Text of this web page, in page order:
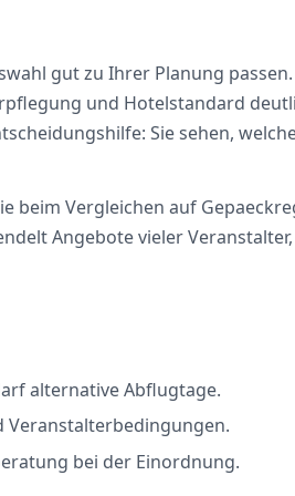
gut zu Ihrer Planung
und Hotelstandard
Sie sehen,
beim Vergleichen auf
Angebote vieler
alternative Abflugtage.
Veranstalterbedingungen.
bei der Einordnung.